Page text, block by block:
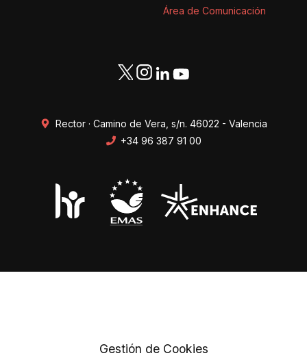
Área de Comunicación
Rector · Camino de Vera, s/n. 46022 - Valencia
+34 96 387 91 00
Gestión de Cookies